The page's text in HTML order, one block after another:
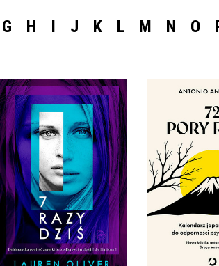
G H I J K L M N O
7 RAZY DZIŚ
LAUREN OLIVER
OPRAWA MIĘKKA
34,90 ZŁ
72 PORY
DROGĄ DO
ANTONIO